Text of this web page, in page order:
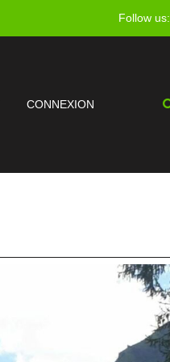
Follow us:
CONNEXION